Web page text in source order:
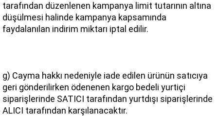
tarafından düzenlenen kampanya limit tutarının altına
düşülmesi halinde kampanya kapsamında
faydalanılan indirim miktarı iptal edilir.
g) Cayma hakkı nedeniyle iade edilen ürünün satıcıya
geri gönderilirken ödenenen kargo bedeli yurtiçi
siparişlerinde SATICI tarafından yurtdışı siparişlerinde
ALICI tarafından karşılanacaktır.